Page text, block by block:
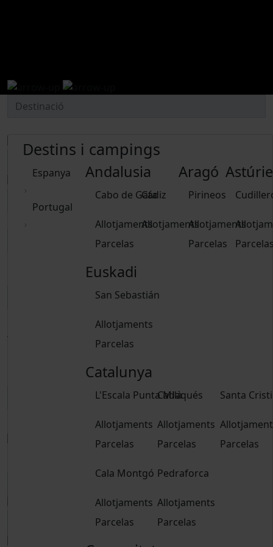
Destins i campings
Espanya
Portugal
Andalusia
Cabo de Gata
Allotjaments
Parcelas
Cádiz
Allotjaments
Aragó
Pirineos
Allotjaments
Parcelas
Euskadi
San Sebastián
Allotjaments
Parcelas
Catalunya
L'Escala Punta Milà
Allotjaments
Parcelas
Cadaqués
Allotjaments
Parcelas
Santa
Parcelas
Cala Montgó
Allotjaments
Parcelas
Pedraforca
Allotjaments
Parcelas
Adults